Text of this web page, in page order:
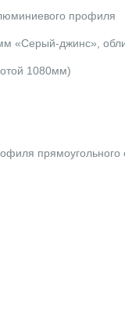
профиля
джинс»,
1080мм)